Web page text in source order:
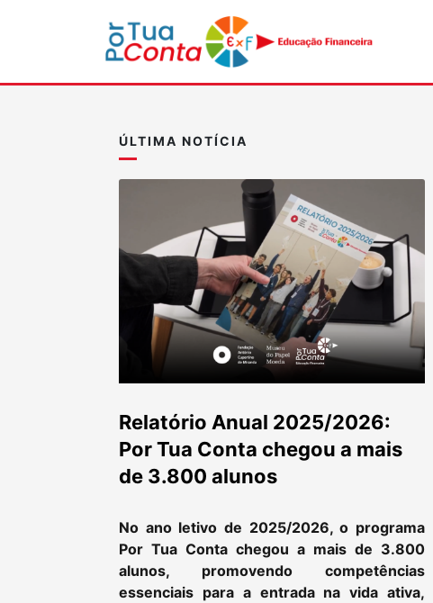
ÚLTIMA NOTÍCIA
Relatório Anual 2025/2026:
Por Tua Conta chegou a mais
de 3.800 alunos
No ano letivo de 2025/2026, o programa
Por Tua Conta chegou a mais de 3.800
alunos, promovendo competências
essenciais para a entrada na vida ativa,